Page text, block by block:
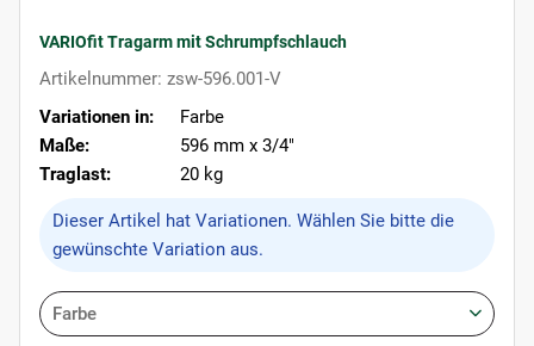
VARIOfit Tragarm mit Schrumpfschlauch
Artikelnummer: zsw-596.001-V
Variationen in:
Farbe
Maße:
596 mm x 3/4"
Traglast:
20 kg
xDieser Artikel hat Variationen. Wählen Sie bitte die
gewünschte Variation aus.
Farbe